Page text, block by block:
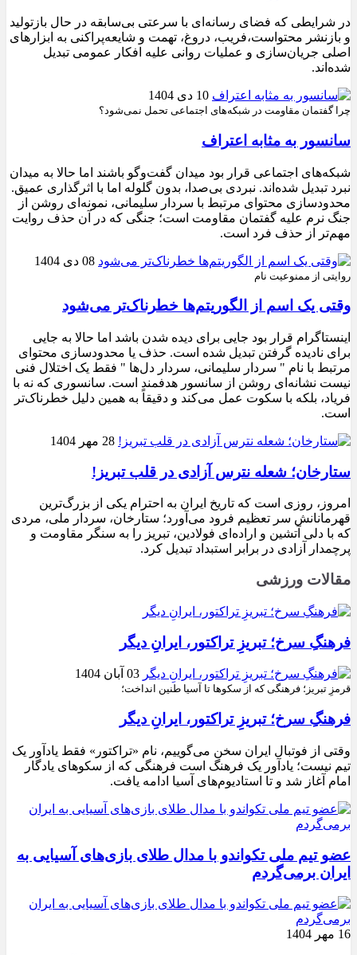
در شرایطی که فضای رسانه‌ای با سرعتی بی‌سابقه در حال بازتولید
و بازنشر محتواست،فریب، دروغ، تهمت و شایعه‌پراکنی به ابزارهای
اصلی جریان‌سازی و عملیات روانی علیه افکار عمومی تبدیل
شده‌اند.
10 دی 1404
چرا گفتمان مقاومت در شبکه‌های اجتماعی تحمل نمی‌شود؟
سانسور به مثابه اعتراف
شبکه‌های اجتماعی قرار بود میدان گفت‌وگو باشند اما حالا به میدان
نبرد تبدیل شده‌اند. نبردی بی‌صدا، بدون گلوله اما با اثرگذاری عمیق.
محدودسازی محتوای مرتبط با سردار سلیمانی، نمونه‌ای روشن از
جنگ نرم علیه گفتمان مقاومت است؛ جنگی که در آن حذف روایت
مهم‌تر از حذف فرد است.
08 دی 1404
روایتی از ممنوعیت نام
وقتی یک اسم از الگوریتم‌ها خطرناک‌تر می‌شود
اینستاگرام قرار بود جایی برای دیده شدن باشد اما حالا به جایی
برای نادیده گرفتن تبدیل شده است. حذف یا محدودسازی محتوای
مرتبط با نام " سردار سلیمانی، سردار دل‌ها " فقط یک اختلال فنی
نیست نشانه‌ای روشن از سانسور هدفمند است. سانسوری که نه با
فریاد، بلکه با سکوت عمل می‌کند و دقیقاً به همین دلیل خطرناک‌تر
است.
28 مهر 1404
ستارخان؛ شعله نترس آزادی در قلب تبریز!
امروز، روزی است که تاریخ ایران به احترام یکی از بزرگ‌ترین
قهرمانانش سر تعظیم فرود می‌آورد؛ ستارخان، سردار ملی، مردی
که با دلی آتشین و اراده‌ای فولادین، تبریز را به سنگر مقاومت و
پرچمدار آزادی در برابر استبداد تبدیل کرد.
مقالات ورزشی
فرهنگِ سرخ؛ تبریزِ تراکتور، ایرانِ دیگر
03 آبان 1404
قرمزِ تبریز؛ فرهنگی که از سکوها تا آسیا طنین انداخت؛
فرهنگِ سرخ؛ تبریزِ تراکتور، ایرانِ دیگر
وقتی از فوتبال ایران سخن می‌گوییم، نام «تراکتور» فقط یادآور یک
تیم نیست؛ یادآور یک فرهنگ است فرهنگی که از سکوهای یادگار
امام آغاز شد و تا استادیوم‌های آسیا ادامه یافت.
عضو تیم ملی تکواندو با مدال طلای بازی‌های آسیایی به
ایران برمی‌گردم
16 مهر 1404